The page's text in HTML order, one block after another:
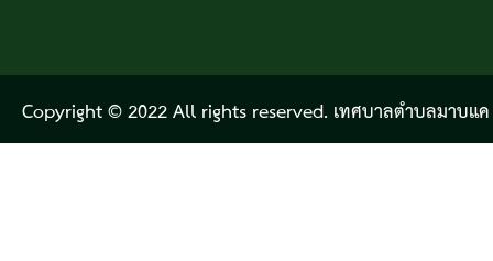
Copyright © 2022 All rights reserved. เทศบาลตำบลมาบแค